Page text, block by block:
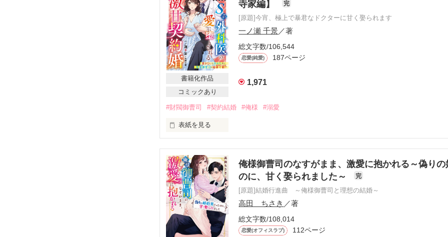
書籍化作品
コミックあり
寺家編】
完
[原題]今宵、極上で暴君なドクターに甘く娶られます
一ノ瀬 千景／著
総文字数/106,544
恋愛(純愛) 187ページ
1,971
#財閥御曹司 #契約結婚 #俺様 #溺愛
表紙を見る
円城寺　柾樹　えんじょうじ　まさき
２８歳。医療財閥円城寺グループの御曹司で凄腕の外科医。
自信満々の俺様男。
×
望月　和葉　もちづき　かずは
２５歳。料亭『芙蓉』の看板娘。元気と愛嬌が取り柄。
俺様御曹司のなすがまま、激愛に抱かれる～偽り
のに、甘く娶られました～
完
[原題]結婚行進曲 ～俺様御曹司と理想の結婚～
高田 ちさき ／著
総文字数/108,014
恋愛(オフィスラブ) 112ページ